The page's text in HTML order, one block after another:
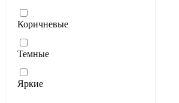
Коричневые
Темные
Яркие